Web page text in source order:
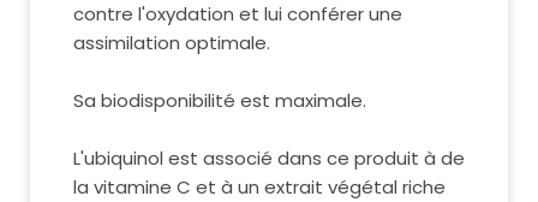
contre l'oxydation et lui conférer une
assimilation optimale.
Sa biodisponibilité est maximale.
L'ubiquinol est associé dans ce produit à de
la vitamine C et à un extrait végétal riche